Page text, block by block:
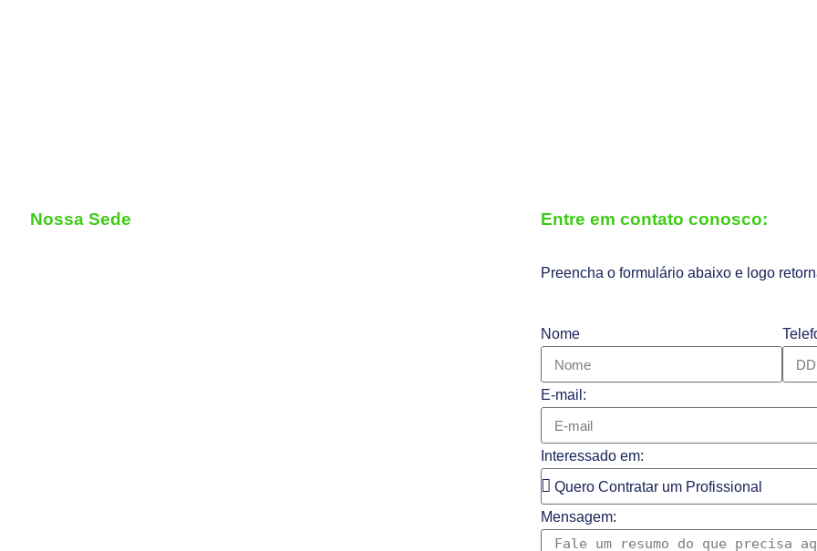
Nossa Sede Entre em contato conosco:
Preencha o formulário abaixo e logo
Nome
E-mail:
Interessado em:
Mensagem: